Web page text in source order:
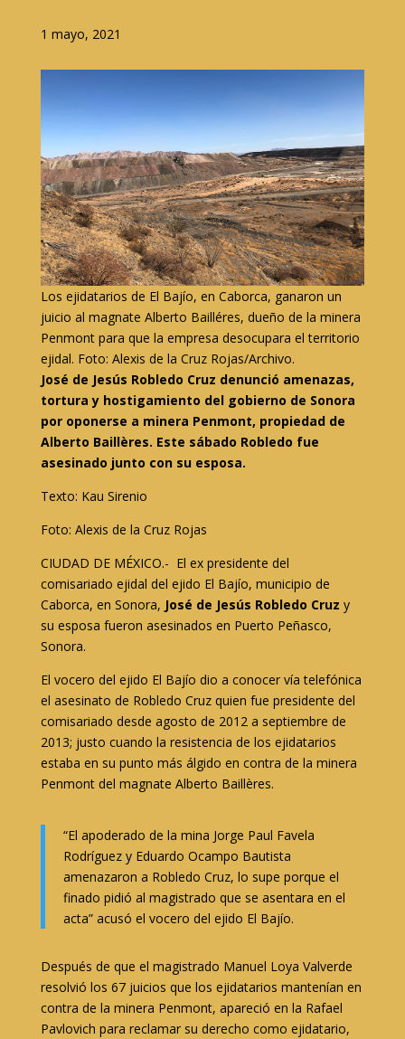
1 mayo, 2021
Los ejidatarios de El Bajío, en Caborca, ganaron un
juicio al magnate Alberto Bailléres, dueño de la minera
Penmont para que la empresa desocupara el territorio
ejidal. Foto: Alexis de la Cruz Rojas/Archivo.
José de Jesús Robledo Cruz denunció amenazas,
tortura y hostigamiento del gobierno de Sonora
por oponerse a minera Penmont, propiedad de
Alberto Baillères. Este sábado Robledo fue
asesinado junto con su esposa.
Texto: Kau Sirenio
Foto: Alexis de la Cruz Rojas
CIUDAD DE MÉXICO.- El ex presidente del
comisariado ejidal del ejido El Bajío, municipio de
Caborca, en Sonora, José de Jesús Robledo Cruz y
su esposa fueron asesinados en Puerto Peñasco,
Sonora.
El vocero del ejido El Bajío dio a conocer vía telefónica
el asesinato de Robledo Cruz quien fue presidente del
comisariado desde agosto de 2012 a septiembre de
2013; justo cuando la resistencia de los ejidatarios
estaba en su punto más álgido en contra de la minera
Penmont del magnate Alberto Baillères.
“El apoderado de la mina Jorge Paul Favela
Rodríguez y Eduardo Ocampo Bautista
amenazaron a Robledo Cruz, lo supe porque el
finado pidió al magistrado que se asentara en el
acta” acusó el vocero del ejido El Bajío.
Después de que el magistrado Manuel Loya Valverde
resolvió los 67 juicios que los ejidatarios mantenían en
contra de la minera Penmont, apareció en la Rafael
Pavlovich para reclamar su derecho como ejidatario,